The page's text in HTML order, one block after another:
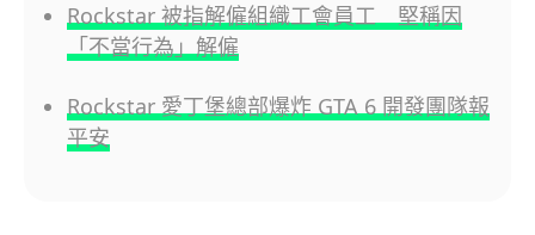
Rockstar 被指解僱組織工會員工 堅稱因
「不當行為」解僱
Rockstar 愛丁堡總部爆炸 GTA 6 開發團隊報
平安